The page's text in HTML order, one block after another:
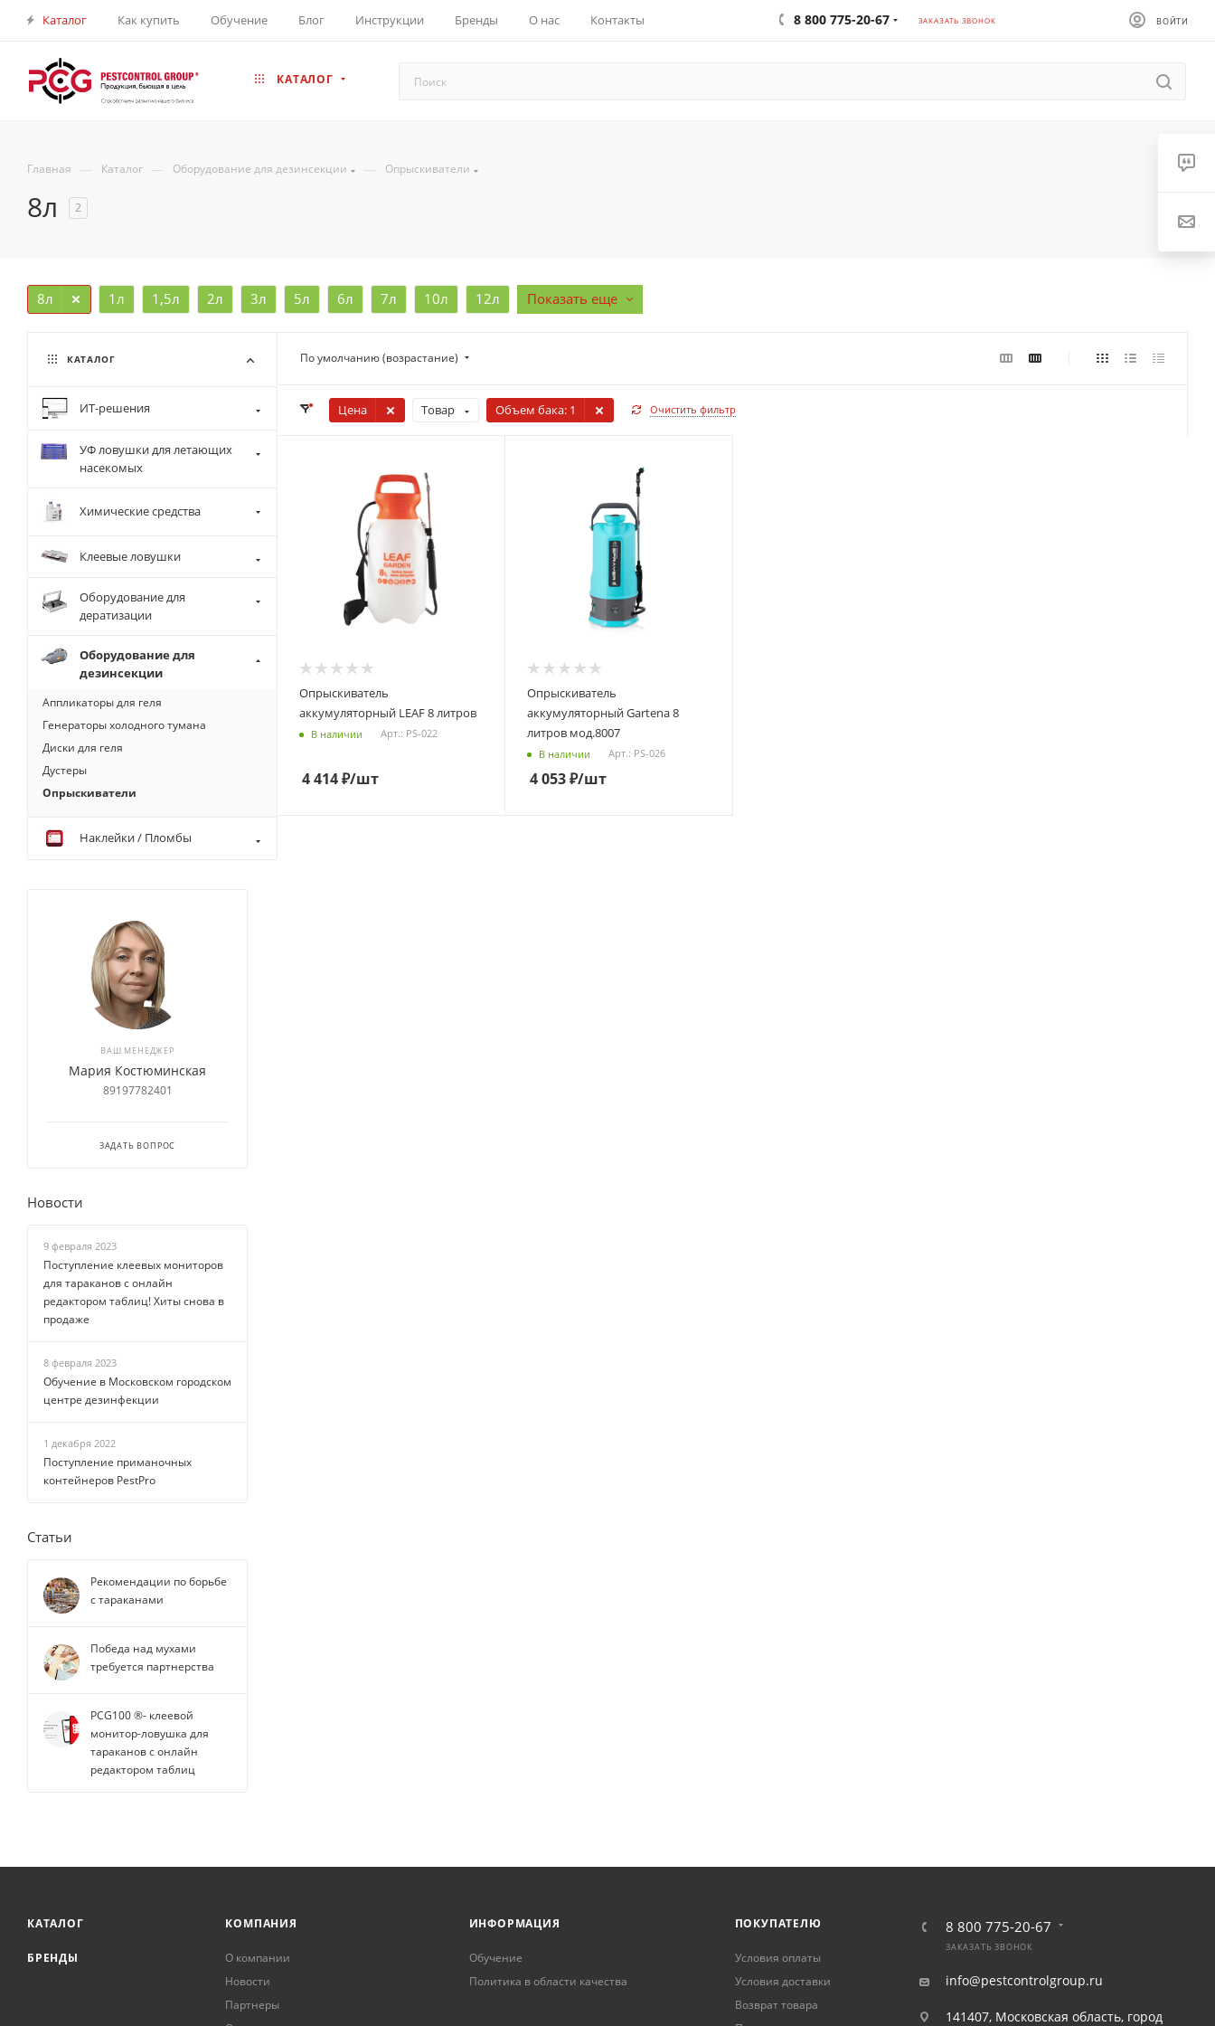
Каталог Как купить Обучение Блог Инструкции Бренды О нас Контакты 8 800 775-20-67 ЗАКАЗАТЬ ЗВОНОК ВОЙТИ
КАТАЛОГ
Главная — Каталог — Оборудование для дезинсекции — Опрыскиватели
8л 2
1л 1,5л 2л 3л 5л 6л 7л
8л 10л 12л Показать еще
По умолчанию (возрастание)
Цена Товар Объем бака: 1 Очистить фильтр
Опрыскиватель
аккумуляторный LEAF 8 литров
В наличии Арт.: PS-022
4 414₽/шт
Опрыскиватель
аккумуляторный Gartena 8
литров мод.8007
В наличии Арт.: PS-026
4 053₽/шт
КАТАЛОГ
ИТ-решения
УФ ловушки для летающих
насекомых
Химические средства
Клеевые ловушки
Оборудование для
дератизации
Оборудование для
дезинсекции
Аппликаторы для геля
Генераторы холодного тумана
Диски для геля
Дустеры
Опрыскиватели
Наклейки / Пломбы
ВАШ МЕНЕДЖЕР
Мария Костюминская
89197782401
ЗАДАТЬ ВОПРОС
Новости
9 февраля 2023
Поступление клеевых мониторов
для тараканов с онлайн
редактором таблиц! Хиты снова в
продаже
8 февраля 2023
Обучение в Московском городском
центре дезинфекции
1 декабря 2022
Поступление приманочных
контейнеров PestPro
Статьи
Рекомендации по борьбе
с тараканами
Победа над мухами
требуется партнерства
PCG100 ®- клеевой
монитор-ловушка для
тараканов с онлайн
редактором таблиц
КАТАЛОГ
БРЕНДЫ
КОМПАНИЯ
О компании
Новости
Партнеры
ИНФОРМАЦИЯ
Обучение
Политика в области качества
ПОКУПАТЕЛЮ
Условия оплаты
Условия доставки
Возврат товара
8 800 775-20-67
ЗАКАЗАТЬ ЗВОНОК
info@pestcontrolgroup.ru
141407, Московская область, город